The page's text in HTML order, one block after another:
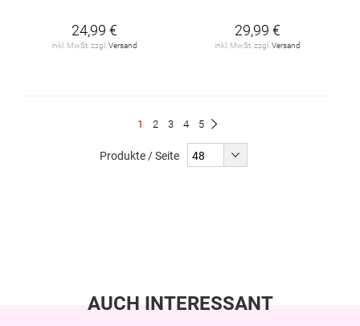
24,99 €
inkl. MwSt. zzgl. Versand
29,99 €
inkl. MwSt. zzgl. Versand
Du
1 Seite
2 Seite
3 Seite
4 Seite
5
Produkte / Seite
AUCH INTERESSANT